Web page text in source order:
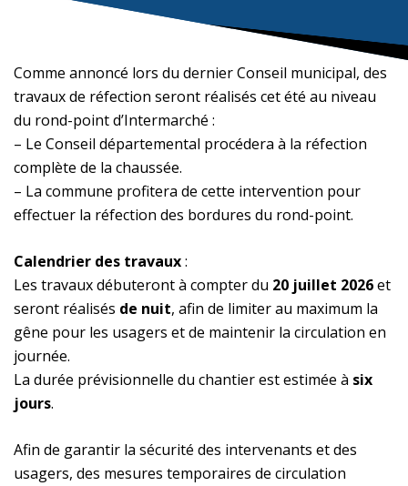
Comme annoncé lors du dernier Conseil municipal, des
travaux de réfection seront réalisés cet été au niveau
du rond-point d’Intermarché :
– Le Conseil départemental procédera à la réfection
complète de la chaussée.
– La commune profitera de cette intervention pour
effectuer la réfection des bordures du rond-point.
Calendrier des travaux:
Les travaux débuteront à compter du 20 juillet 2026et
seront réalisés de nuit, afin de limiter au maximum la
gêne pour les usagers et de maintenir la circulation en
journée.
La durée prévisionnelle du chantier est estimée à six
jours.
Afin de garantir la sécurité des intervenants et des
usagers, des mesures temporaires de circulation